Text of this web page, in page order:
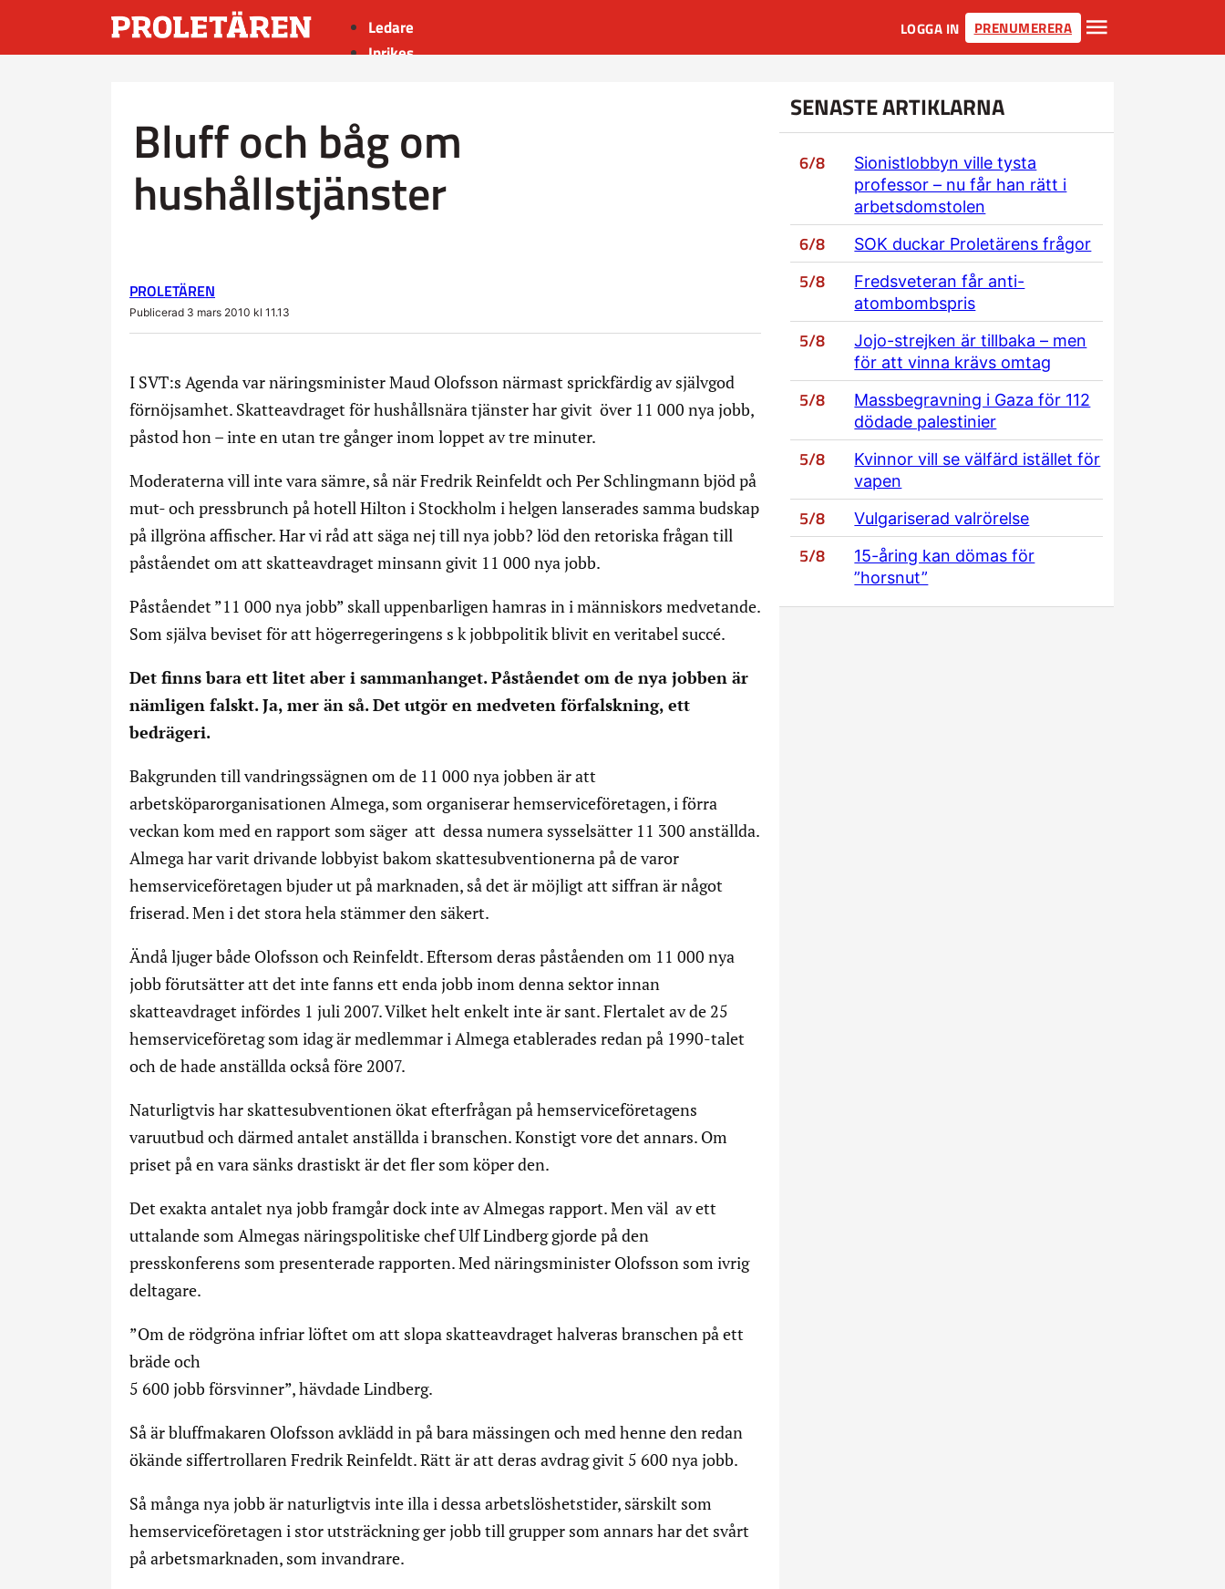
Ledare
Inrikes
Sport
Insänt
LOGGA IN PRENUMERERA
Bluff och båg om
hushållstjänster
PROLETÄREN
Publicerad 3 mars 2010 kl 11.13
I SVT:s Agenda var näringsminister Maud Olofsson närmast sprickfärdig av självgod
förnöjsamhet. Skatteavdraget för hushållsnära tjänster har givit över 11 000 nya jobb,
påstod hon – inte en utan tre gånger inom loppet av tre minuter.
Moderaterna vill inte vara sämre, så när Fredrik Reinfeldt och Per Schlingmann bjöd på
mut- och pressbrunch på hotell Hilton i Stockholm i helgen lanserades samma budskap
på illgröna affischer. Har vi råd att säga nej till nya jobb? löd den retoriska frågan till
påståendet om att skatteavdraget minsann givit 11 000 nya jobb.
Påståendet ”11 000 nya jobb” skall uppenbarligen hamras in i människors medvetande.
Som själva beviset för att högerregeringens s k jobbpolitik blivit en veritabel succé.
Det finns bara ett litet aber i sammanhanget. Påståendet om de nya jobben är
nämligen falskt. Ja, mer än så. Det utgör en medveten förfalskning, ett
bedrägeri.
Bakgrunden till vandringssägnen om de 11 000 nya jobben är att
arbetsköparorganisationen Almega, som organiserar hemserviceföretagen, i förra
veckan kom med en rapport som säger att dessa numera sysselsätter 11 300 anställda.
Almega har varit drivande lobbyist bakom skattesubventionerna på de varor
hemserviceföretagen bjuder ut på marknaden, så det är möjligt att siffran är något
friserad. Men i det stora hela stämmer den säkert.
Ändå ljuger både Olofsson och Reinfeldt. Eftersom deras påståenden om 11 000 nya
jobb förutsätter att det inte fanns ett enda jobb inom denna sektor innan
skatteavdraget infördes 1 juli 2007. Vilket helt enkelt inte är sant. Flertalet av de 25
hemserviceföretag som idag är medlemmar i Almega etablerades redan på 1990-talet
och de hade anställda också före 2007.
Naturligtvis har skattesubventionen ökat efterfrågan på hemserviceföretagens
varuutbud och därmed antalet anställda i branschen. Konstigt vore det annars. Om
priset på en vara sänks drastiskt är det fler som köper den.
Det exakta antalet nya jobb framgår dock inte av Almegas rapport. Men väl av ett
uttalande som Almegas näringspolitiske chef Ulf Lindberg gjorde på den
presskonferens som presenterade rapporten. Med näringsminister Olofsson som ivrig
deltagare.
”Om de rödgröna infriar löftet om att slopa skatteavdraget halveras branschen på ett
bräde och
5 600 jobb försvinner”, hävdade Lindberg.
Så är bluffmakaren Olofsson avklädd in på bara mässingen och med henne den redan
ökände siffertrollaren Fredrik Reinfeldt. Rätt är att deras avdrag givit 5 600 nya jobb.
Så många nya jobb är naturligtvis inte illa i dessa arbetslöshetstider, särskilt som
hemserviceföretagen i stor utsträckning ger jobb till grupper som annars har det svårt
på arbetsmarknaden, som invandrare.
SENASTE ARTIKLARNA
6/8
Sionistlobbyn ville tysta
professor – nu får han rätt i
arbetsdomstolen
6/8 SOK duckar Proletärens frågor
5/8
Fredsveteran får anti-
atombombspris
5/8
Jojo-strejken är tillbaka – men
för att vinna krävs omtag
5/8
Massbegravning i Gaza för 112
dödade palestinier
5/8
Kvinnor vill se välfärd istället för
vapen
5/8 Vulgariserad valrörelse
5/8
15-åring kan dömas för
”horsnut”